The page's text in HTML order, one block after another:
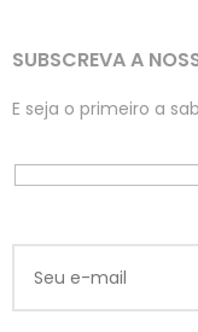
SUBSCREVA A
E seja o primeiro a